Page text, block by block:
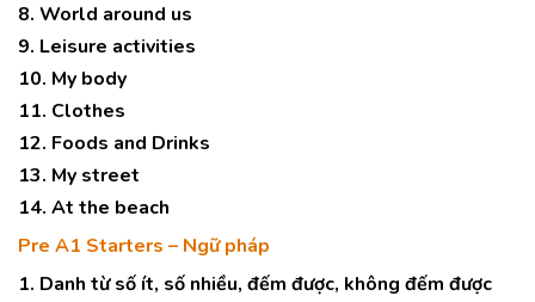
8. World around us
9. Leisure activities
10. My body
11. Clothes
12. Foods and Drinks
13. My street
14. At the beach
Pre A1 Starters – Ngữ pháp
1. Danh từ số ít, số nhiều, đếm được, không đếm được